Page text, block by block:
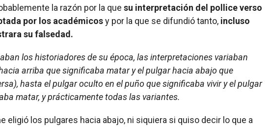
la razón por la que su interpretación del pollice verso
por los académicosy por la que se difundió tanto, incluso
su falsedad.
los historiadores de su época, las interpretaciones variaban
arriba que significaba matar y el pulgar hacia abajo que
hasta el pulgar oculto en el puño que significaba vivir y el pulgar
matar, y prácticamente todas las variantes.
eligió los pulgares hacia abajo, ni siquiera si quiso decir lo que a